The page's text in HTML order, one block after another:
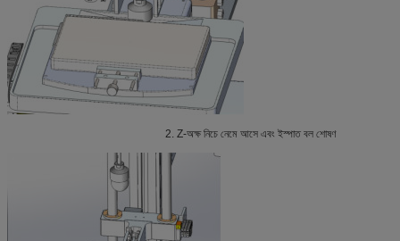
2. Z-অক্ষ নিচে নেমে আসে এবং ইস্পাত বল শোষণ